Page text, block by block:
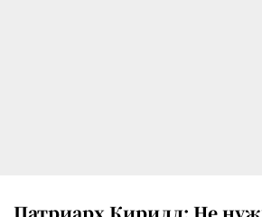
Патриарх Кирилл: Не